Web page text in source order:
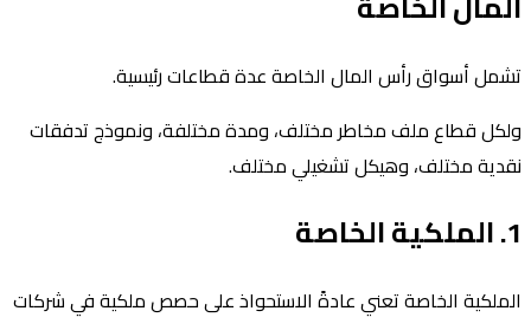
تشمل أسواق رأس المال الخاصة عدة قطاعات رئيسية.
ولكل قطاع ملف مخاطر مختلف، ومدة مختلفة، ونموذج تدفقات
نقدية مختلف، وهيكل تشغيلي مختلف.
1. الملكية الخاصة
الملكية الخاصة تعني عادةً الاستحواذ على حصص ملكية في شركات